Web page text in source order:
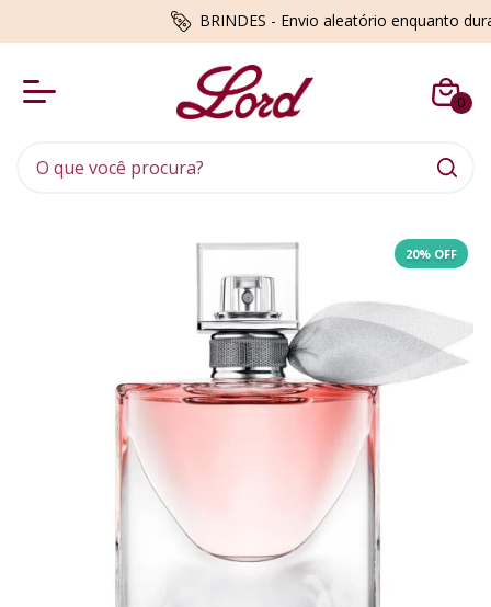
BRINDES - Envio aleatório enquanto
0
20% OFF